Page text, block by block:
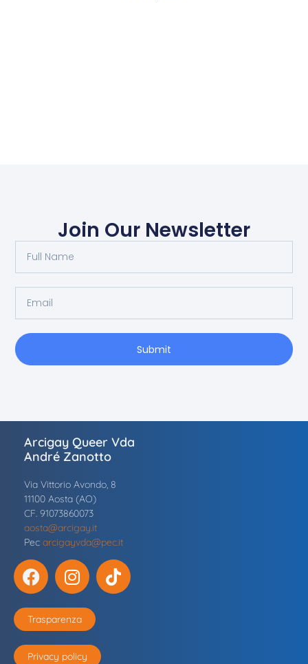
Join Our Newsletter
Submit
Arcigay Queer Vda
André Zanotto
Via Vittorio Avondo, 8
11100 Aosta (AO)
CF. 91073860073
aosta@arcigay.it
Pec arcigayvda@pec.it
Trasparenza
Privacy policy